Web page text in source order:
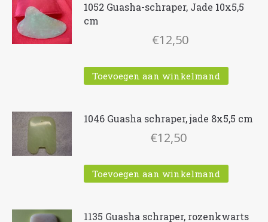
1052 Guasha-schraper, Jade 10x5,5
cm
€12,50
Toevoegen aan winkelmand
1046 Guasha schraper, jade 8x5,5 cm
€12,50
Toevoegen aan winkelmand
1135 Guasha schraper, rozenkwarts